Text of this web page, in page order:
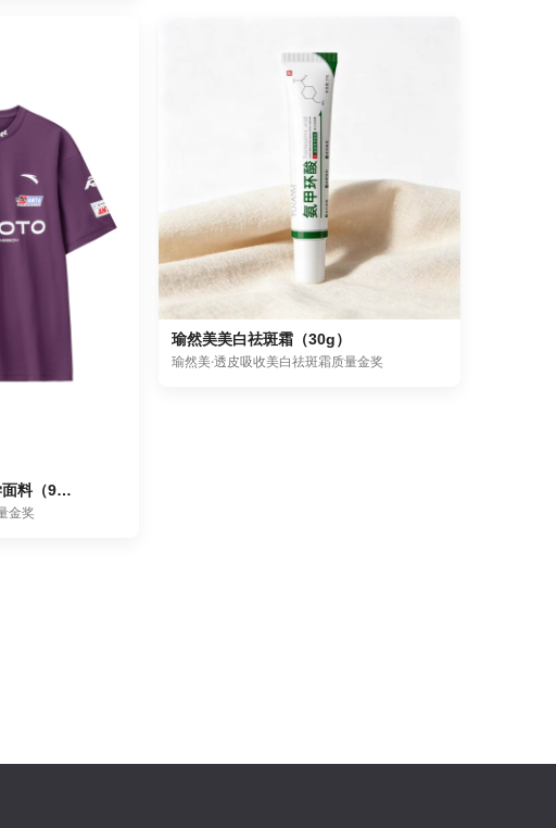
Aero-cool 空气动力学面料（97263820R）
金奖
瑜然美美白祛斑霜（30g）
瑜然美·透皮吸收美白祛斑霜质量金奖